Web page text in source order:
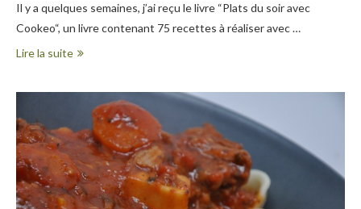
Il y a quelques semaines, j’ai reçu le livre “Plats du soir avec
Cookeo“, un livre contenant 75 recettes à réaliser avec …
Lire la suite